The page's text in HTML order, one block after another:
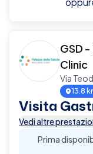
GSD
Clinic
Via
13.8
Visita
Vedi altre
Prima